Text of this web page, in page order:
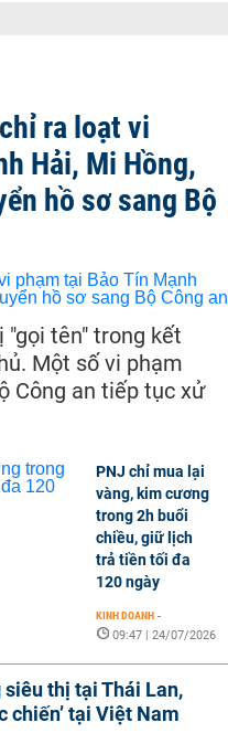
ra loạt vi
Hải, Mi Hồng,
hồ sơ sang Bộ
"gọi tên" trong kết
Một số vi phạm
Công an tiếp tục xử
PNJ chỉ mua lại
vàng, kim cương
trong 2h buổi
chiều, giữ lịch
trả tiền tối đa
120 ngày
KINH DOANH -
09:47 | 24/07/2026
siêu thị tại Thái Lan,
chiến’ tại Việt Nam